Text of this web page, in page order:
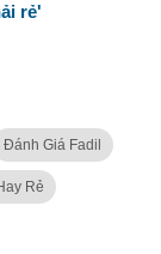
rẻ'
Đánh Giá Fadil
Rẻ